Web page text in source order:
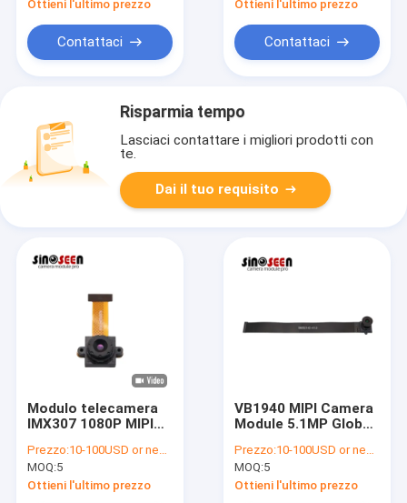
Ottieni l'ultimo prezzo
Contattaci
Ottieni l'ultimo prezzo
Contattaci
Risparmia tempo
Lasciaci contattare i migliori prodotti con
te.
Dai il tuo requisito
Modulo telecamera
IMX307 1080P MIPI
Home e Droni
Prezzo:10-100USD or negotiable
MOQ:5
Ottieni l'ultimo prezzo
VB1940 MIPI Camera
Module 5.1MP Global
Automotive
Prezzo:10-100USD or negotiable
MOQ:5
Ottieni l'ultimo prezzo